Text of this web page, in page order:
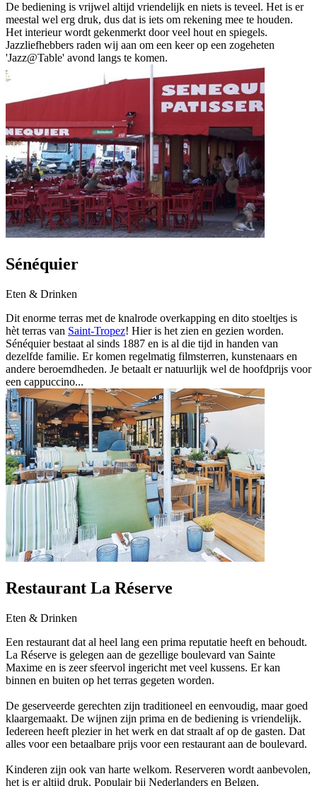
De bediening is vrijwel altijd vriendelijk en niets is teveel. Het is er
meestal wel erg druk, dus dat is iets om rekening mee te houden.
Het interieur wordt gekenmerkt door veel hout en spiegels.
Jazzliefhebbers raden wij aan om een keer op een zogeheten
'Jazz@Table' avond langs te komen.
Sénéquier
Eten & Drinken
Dit enorme terras met de knalrode overkapping en dito stoeltjes is
hèt terras van Saint-Tropez! Hier is het zien en gezien worden.
Sénéquier bestaat al sinds 1887 en is al die tijd in handen van
dezelfde familie. Er komen regelmatig filmsterren, kunstenaars en
andere beroemdheden. Je betaalt er natuurlijk wel de hoofdprijs voor
een cappuccino...
Restaurant La Réserve
Eten & Drinken
Een restaurant dat al heel lang een prima reputatie heeft en behoudt.
La Réserve is gelegen aan de gezellige boulevard van Sainte
Maxime en is zeer sfeervol ingericht met veel kussens. Er kan
binnen en buiten op het terras gegeten worden.
De geserveerde gerechten zijn traditioneel en eenvoudig, maar goed
klaargemaakt. De wijnen zijn prima en de bediening is vriendelijk.
Iedereen heeft plezier in het werk en dat straalt af op de gasten. Dat
alles voor een betaalbare prijs voor een restaurant aan de boulevard.
Kinderen zijn ook van harte welkom. Reserveren wordt aanbevolen,
het is er altijd druk. Populair bij Nederlanders en Belgen.